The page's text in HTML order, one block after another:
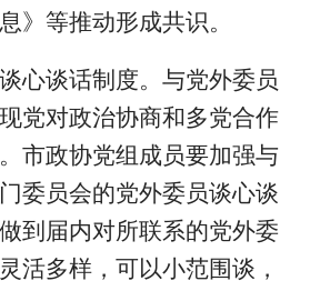
》等推动形成共识。
谈心谈话制度。与党外委员
党对政治协商和多党合作
市政协党组成员要加强与
委员会的党外委员谈心谈
到届内对所联系的党外委
活多样，可以小范围谈，